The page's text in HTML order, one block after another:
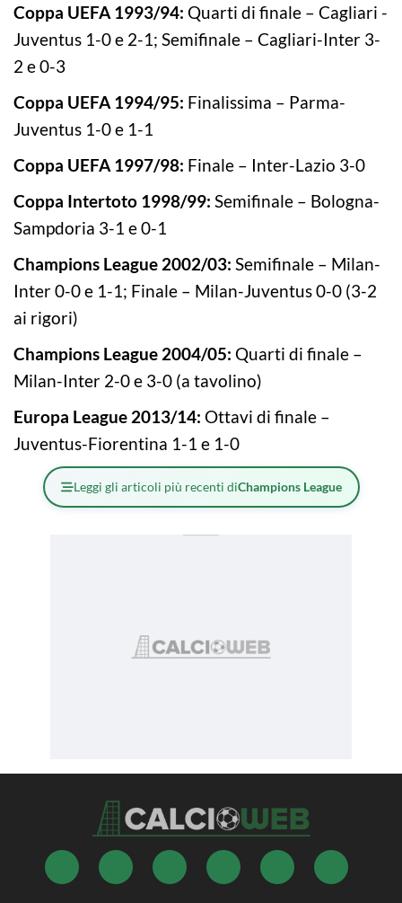
Coppa UEFA 1993/94: Quarti di finale – Cagliari -
Juventus 1-0 e 2-1; Semifinale – Cagliari-Inter 3-
2 e 0-3
Coppa UEFA 1994/95: Finalissima – Parma-
Juventus 1-0 e 1-1
Coppa UEFA 1997/98: Finale – Inter-Lazio 3-0
Coppa Intertoto 1998/99: Semifinale – Bologna-
Sampdoria 3-1 e 0-1
Champions League 2002/03: Semifinale – Milan-
Inter 0-0 e 1-1; Finale – Milan-Juventus 0-0 (3-2
ai rigori)
Champions League 2004/05: Quarti di finale –
Milan-Inter 2-0 e 3-0 (a tavolino)
Europa League 2013/14: Ottavi di finale –
Juventus-Fiorentina 1-1 e 1-0
Leggi gli articoli più recenti diChampions League